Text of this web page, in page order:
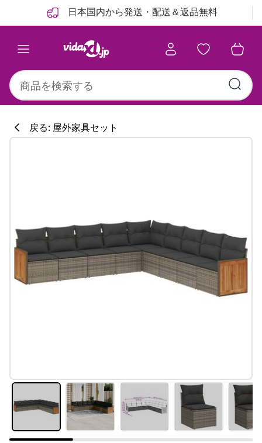
日本国内から発送・配送＆返品無料
戻る: 屋外家具セット